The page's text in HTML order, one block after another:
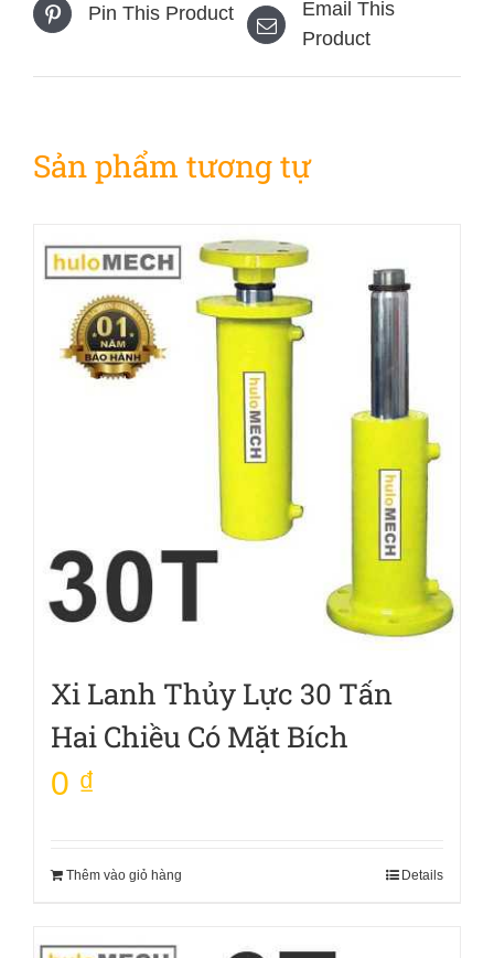
Pin This Product
Email This
Product
Sản phẩm tương tự
Xi Lanh Thủy Lực 30 Tấn
Hai Chiều Có Mặt Bích
0 ₫
Thêm vào giỏ hàng Details